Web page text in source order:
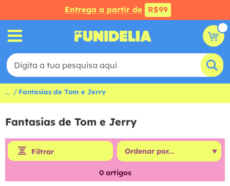
Entrega a partir de R$99
... Fantasias de Tom e Jerry
Fantasias de Tom e Jerry
Filtrar
0artigos